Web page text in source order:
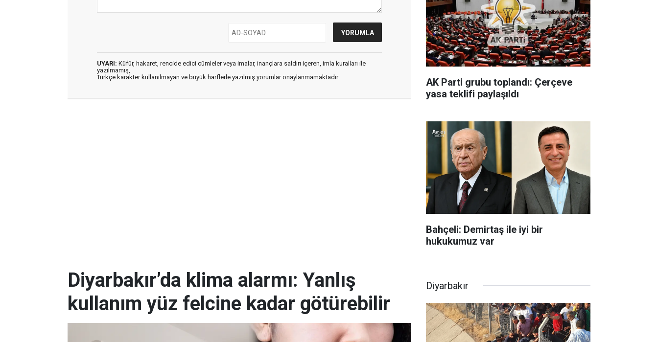
UYARI: Küfür, hakaret, rencide edici cümleler veya imalar, inançlara saldırı içeren, imla kuralları ile
yazılmamış,
Türkçe karakter kullanılmayan ve büyük harflerle yazılmış yorumlar onaylanmamaktadır.
AK Parti grubu toplandı: Çerçeve
yasa teklifi paylaşıldı
Bahçeli: Demirtaş ile iyi bir
hukukumuz var
Diyarbakır’da klima alarmı: Yanlış
kullanım yüz felcine kadar götürebilir
Diyarbakır